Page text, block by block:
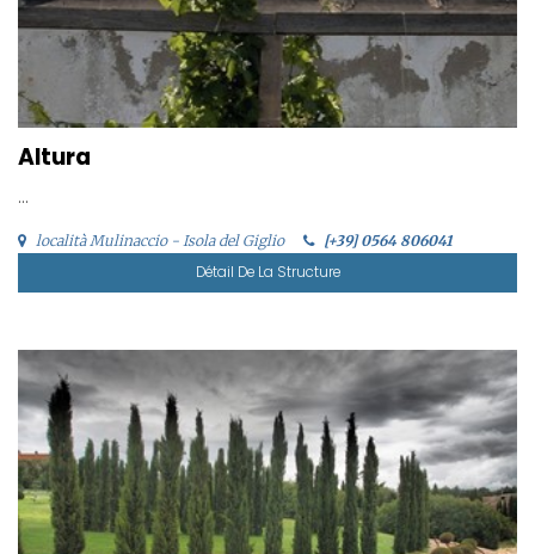
Altura
...
località Mulinaccio - Isola del Giglio [+39] 0564 806041
Détail De La Structure